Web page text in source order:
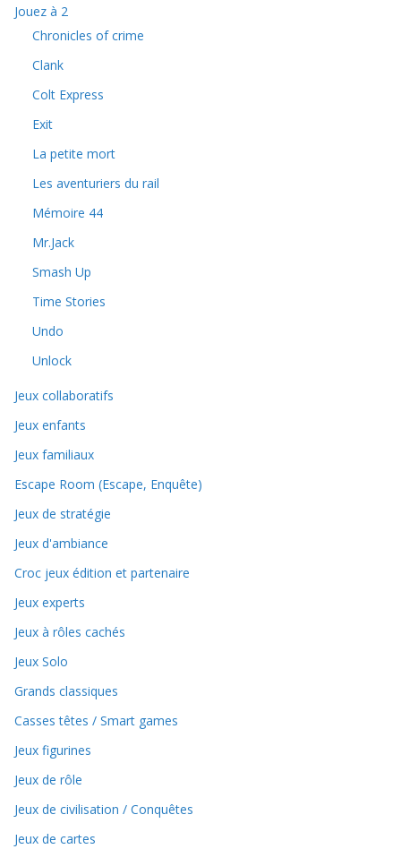
Jouez à 2
Chronicles of crime
Clank
Colt Express
Exit
La petite mort
Les aventuriers du rail
Mémoire 44
Mr.Jack
Smash Up
Time Stories
Undo
Unlock
Jeux collaboratifs
Jeux enfants
Jeux familiaux
Escape Room (Escape, Enquête)
Jeux de stratégie
Jeux d'ambiance
Croc jeux édition et partenaire
Jeux experts
Jeux à rôles cachés
Jeux Solo
Grands classiques
Casses têtes / Smart games
Jeux figurines
Jeux de rôle
Jeux de civilisation / Conquêtes
Jeux de cartes